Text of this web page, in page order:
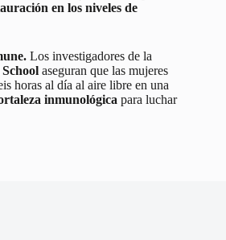
en los niveles de
Los investigadores de la
aseguran que las mujeres
horas al día al aire libre en una
inmunológica para luchar